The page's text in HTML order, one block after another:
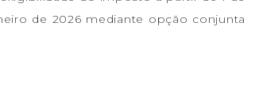
de 2026 mediante opção conjunta